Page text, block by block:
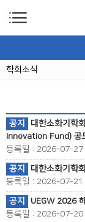
학회소식
공지
대한소화기학
Innovation Fund) 공
등록일 : 2026-07-27
공지
대한소화기학
등록일 : 2026-07-21
공지
UEGW 2026
등록일 : 2026-07-20